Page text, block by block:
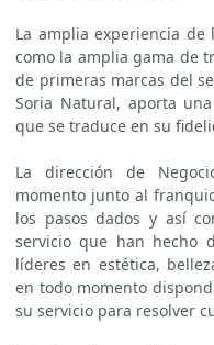
La amplia experiencia de
como la amplia gama de
de primeras marcas del
Soria Natural, aporta
que se traduce en su
La dirección de
momento junto al
los pasos dados y así
servicio que han hecho
líderes en estética,
en todo momento
su servicio para resolver